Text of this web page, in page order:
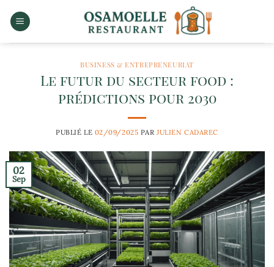
BUSINESS & ENTREPRENEURIAT
Le futur du secteur food :
prédictions pour 2030
PUBLIÉ LE 02/09/2025 PAR JULIEN CADAREC
02
Sep